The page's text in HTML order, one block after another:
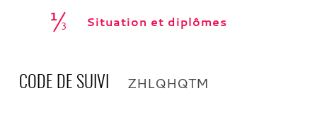
CODE DE SUIVI ZHLQHQTM
1
3 Situation et diplômes(étape